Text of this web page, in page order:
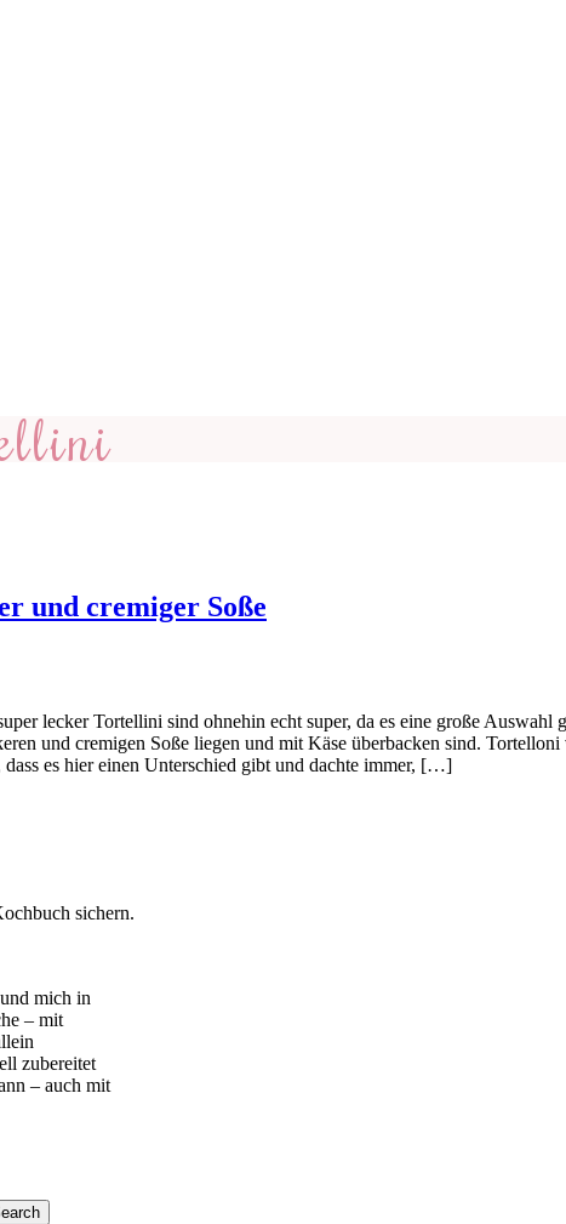
und cremiger Soße
lecker Tortellini sind ohnehin echt super, da es eine große
und cremigen Soße liegen und mit Käse überbacken sind.
es hier einen Unterschied gibt und dachte immer, […]
sichern.
mich in
– mit
zubereitet
– auch mit